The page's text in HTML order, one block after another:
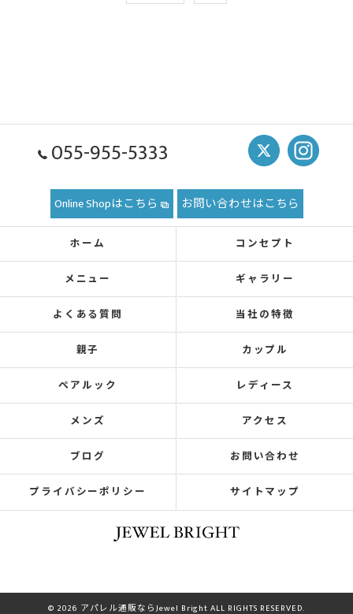
055-955-5333
Online Shopはこちら お問い合わせはこちら
ホーム コンセプト
メニュー ギャラリー
よくある質問 当社の特徴
親子 カップル
ペアルック レディース
メンズ アクセス
ブログ お問い合わせ
プライバシーポリシー サイトマップ
© 2026 アパレル通販ならJewel Bright ALL RIGHTS RESERVED.